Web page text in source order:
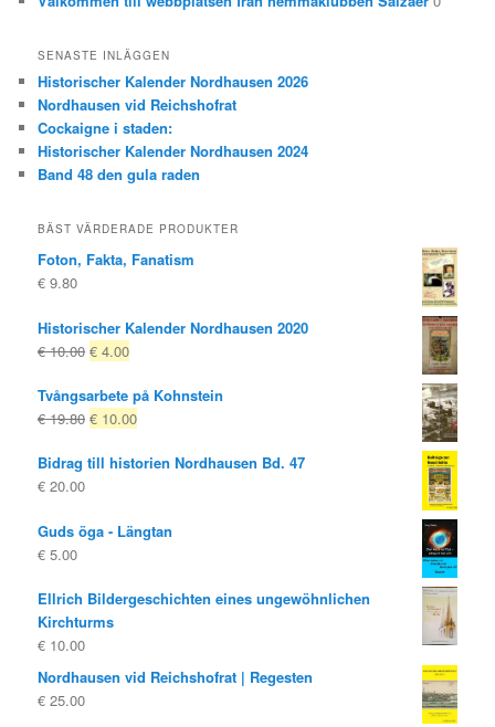
SENASTE INLÄGGEN
Historischer Kalender Nordhausen 2026
Nordhausen vid Reichshofrat
Cockaigne i staden:
Historischer Kalender Nordhausen 2024
Band 48 den gula raden
BÄST VÄRDERADE PRODUKTER
Foton, Fakta, Fanatism
€ 9.80
Historischer Kalender Nordhausen 2020
€10.00 Ursprungligt
var:
€ 10.00
€ 4.00Nuvarande
är:
€ 4.00.
Tvångsarbete på Kohnstein
€19.80 Ursprungligt
var:
€ 10.00Nuvarande
är:
Bidrag till historien Nordhausen Bd. 47
€ 20.00
Guds öga - Längtan
€ 5.00
Ellrich Bildergeschichten eines ungewöhnlichen
Kirchturms
€ 10.00
Nordhausen vid Reichshofrat | Regesten
€ 25.00